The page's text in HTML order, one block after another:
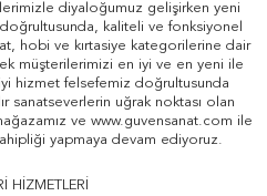
diyaloğumuz gelişirken yeni
kaliteli ve fonksiyonel
hobi ve kırtasiye kategorilerine dair
müşterilerimizi en iyi ve en yeni ile
hizmet felsefemiz doğrultusunda
sanatseverlerin uğrak noktası olan
ve www.guvensanat.com ile
yapmaya devam ediyoruz.
HİZMETLERİ